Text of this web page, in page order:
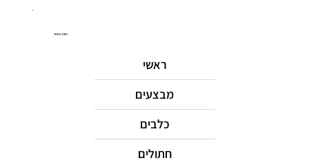
ניווט באתר
ראשי
מבצעים
כלבים
חתולים